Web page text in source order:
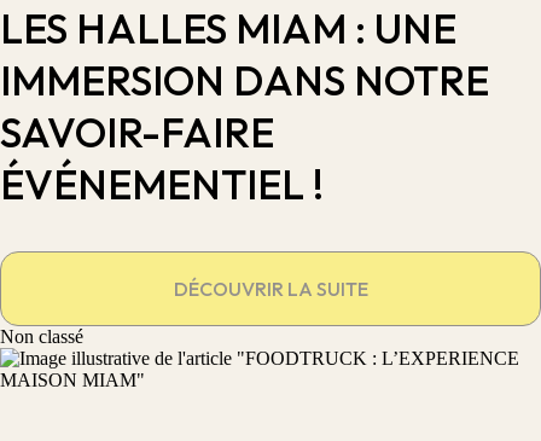
LES HALLES MIAM : UNE
IMMERSION DANS NOTRE
SAVOIR-FAIRE
ÉVÉNEMENTIEL !
DÉCOUVRIR LA SUITE
Non classé